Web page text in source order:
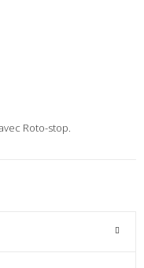
Roto-stop.